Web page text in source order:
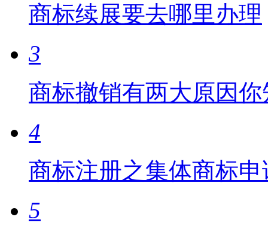
商标续展要去哪里办理
3
商标撤销有两大原因
4
商标注册之集体商标
5